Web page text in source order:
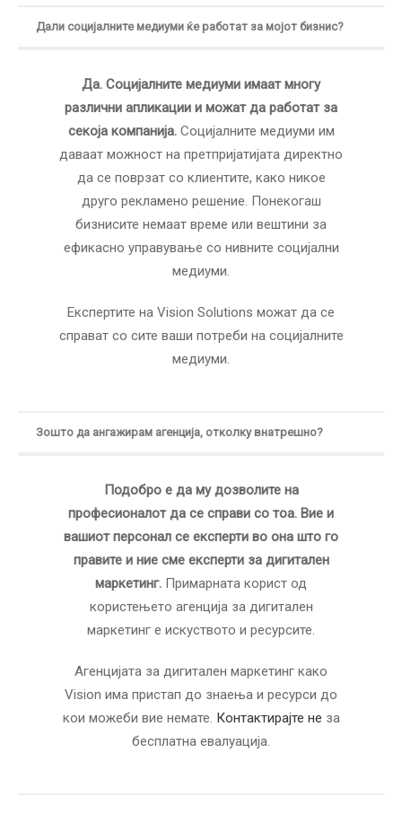
Дали социјалните медиуми ќе работат за мојот бизнис?
Да. Социјалните медиуми имаат многу
различни апликации и можат да работат за
секоја компанија.Социјалните медиуми им
даваат можност на претпријатијата директно
да се поврзат со клиентите, како никое
друго рекламено решение. Понекогаш
бизнисите немаат време или вештини за
ефикасно управување со нивните социјални
медиуми.
Експертите на Vision Solutions можат да се
справат со сите ваши потреби на социјалните
медиуми.
Зошто да ангажирам агенција, отколку внатрешно?
Подобро е да му дозволите на
професионалот да се справи со тоа. Вие и
вашиот персонал се експерти во она што го
правите и ние сме експерти за дигитален
маркетинг. Примарната корист од
користењето агенција за дигитален
маркетинг е искуството и ресурсите.
Агенцијата за дигитален маркетинг како
Vision има пристап до знаења и ресурси до
кои можеби вие немате. Контактирајте не за
бесплатна евалуација.